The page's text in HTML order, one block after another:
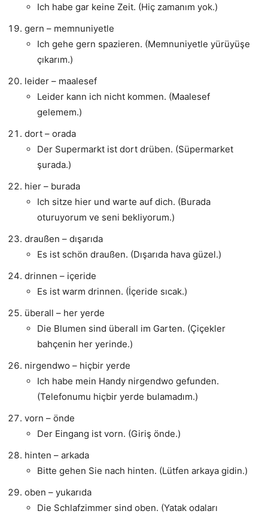
Ich habe gar keine Zeit. (Hiç zamanım yok.)
gern – memnuniyetle
Ich gehe gern spazieren. (Memnuniyetle yürüyüşe
çıkarım.)
leider – maalesef
Leider kann ich nicht kommen. (Maalesef
gelemem.)
dort – orada
Der Supermarkt ist dort drüben. (Süpermarket
şurada.)
hier – burada
Ich sitze hier und warte auf dich. (Burada
oturuyorum ve seni bekliyorum.)
draußen – dışarıda
Es ist schön draußen. (Dışarıda hava güzel.)
drinnen – içeride
Es ist warm drinnen. (İçeride sıcak.)
überall – her yerde
Die Blumen sind überall im Garten. (Çiçekler
bahçenin her yerinde.)
nirgendwo – hiçbir yerde
Ich habe mein Handy nirgendwo gefunden.
(Telefonumu hiçbir yerde bulamadım.)
vorn – önde
Der Eingang ist vorn. (Giriş önde.)
hinten – arkada
Bitte gehen Sie nach hinten. (Lütfen arkaya gidin.)
oben – yukarıda
Die Schlafzimmer sind oben. (Yatak odaları